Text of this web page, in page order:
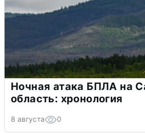
Ночная атака БПЛА на
область: хронология
8 августа 0